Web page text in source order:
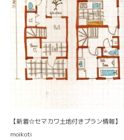
【新着☆セマカワ土地付きプラン情報】
moikoti